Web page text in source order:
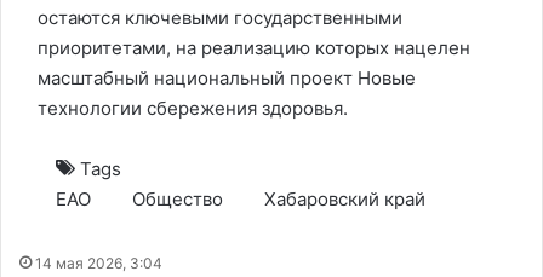
остаются ключевыми государственными
приоритетами, на реализацию которых нацелен
масштабный национальный проект Новые
технологии сбережения здоровья.
Tags
ЕАО
Общество Хабаровский край
14 мая 2026, 3:04